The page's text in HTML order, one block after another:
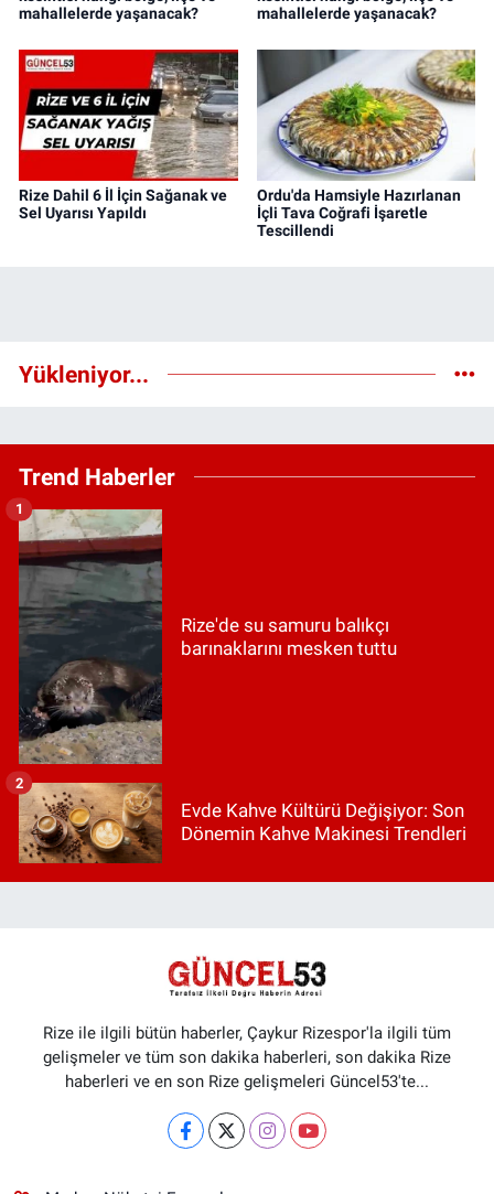
mahallelerde yaşanacak?
mahallelerde yaşanacak?
Rize Dahil 6 İl İçin Sağanak ve
Sel Uyarısı Yapıldı
Ordu'da Hamsiyle Hazırlanan
İçli Tava Coğrafi İşaretle
Tescillendi
Yükleniyor...
Trend Haberler
Rize'de su samuru balıkçı
barınaklarını mesken tuttu
1
Evde Kahve Kültürü Değişiyor: Son
Dönemin Kahve Makinesi Trendleri
2
Rize ile ilgili bütün haberler, Çaykur Rizespor'la ilgili tüm
gelişmeler ve tüm son dakika haberleri, son dakika Rize
haberleri ve en son Rize gelişmeleri Güncel53'te...